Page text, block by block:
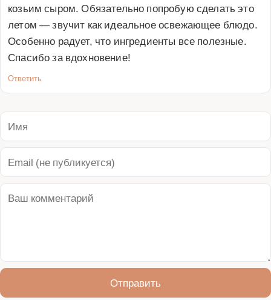
козьим сыром. Обязательно попробую сделать это
летом — звучит как идеальное освежающее блюдо.
Особенно радует, что ингредиенты все полезные.
Спасибо за вдохновение!
Ответить
Отправить